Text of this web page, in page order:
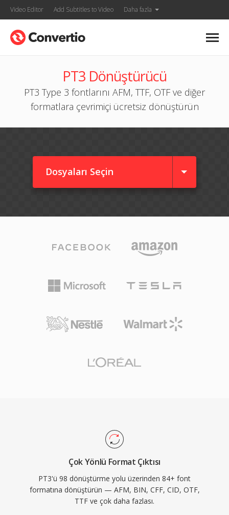
Video Editor Add Subtitles to Video Daha fazla
PT3 Dönüştürücü
PT3 Type 3 fontlarını AFM, TTF, OTF ve diğer
formatlara çevrimiçi ücretsiz dönüştürün
Dosyaları Seçin
Çok Yönlü Format Çıktısı
PT3'ü 98 dönüştürme yolu üzerinden 84+ font
formatına dönüştürün — AFM, BIN, CFF, CID, OTF,
TTF ve çok daha fazlası.